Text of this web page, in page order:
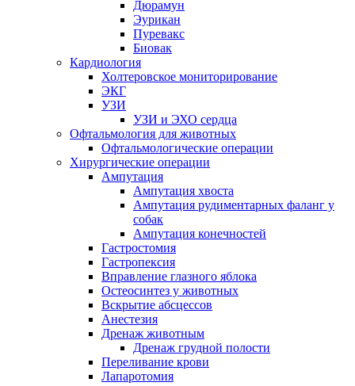
Дюрамун
Эурикан
Пуревакс
Биовак
Кардиология
Холтеровское мониторирование
ЭКГ
УЗИ
УЗИ и ЭХО сердца
Офтальмология для животных
Офтальмологические операции
Хирургические операции
Ампутация
Ампутация хвоста
Ампутация рудиментарных фаланг у
собак
Ампутация конечностей
Гастростомия
Гастропексия
Вправление глазного яблока
Остеосинтез у животных
Вскрытие абсцессов
Анестезия
Дренаж животным
Дренаж грудной полости
Переливание крови
Лапаротомия